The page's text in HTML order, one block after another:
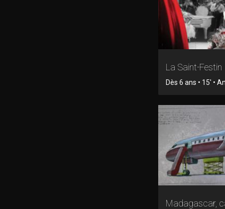
La Saint-Festin
Dès 6 ans • 15' •
Madagascar,